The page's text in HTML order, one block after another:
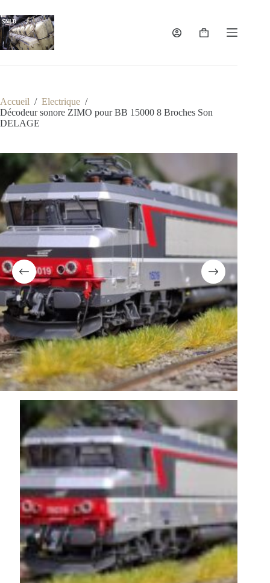
au
contenu
Panier
Accueil / Electrique /
Décodeur sonore ZIMO pour BB 15000 8 Broches Son
DELAGE